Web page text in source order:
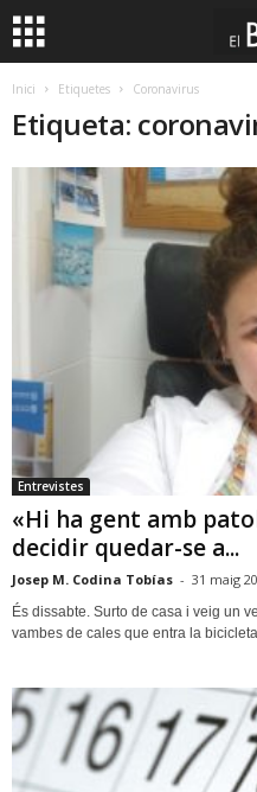
Inici Etiquetes Coronavirus
Etiqueta:
Entrevistes
«Hi ha gent amb
decidir quedar-se a...
Josep M. Codina Tobías - 31 maig
És dissabte. Surto de casa i veig un
vambes de cales que entra la